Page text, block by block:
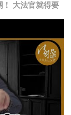
！ 大法官就得要